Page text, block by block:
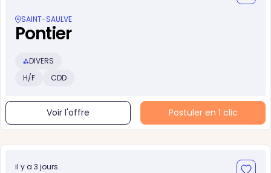
SAINT-SAULVE
Pontier
DIVERS
H/F
CDD
Voir l'offre Postuler en 1 clic
il y a 3 jours